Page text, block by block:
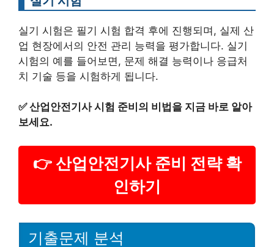
실기 시험은 필기 시험 합격 후에 진행되며, 실제 산
업 현장에서의 안전 관리 능력을 평가합니다. 실기
시험의 예를 들어보면, 문제 해결 능력이나 응급처
치 기술 등을 시험하게 됩니다.
✅산업안전기사 시험 준비의 비법을 지금 바로 알아
보세요.
👉 산업안전기사 준비 전략 확
인하기
기출문제 분석